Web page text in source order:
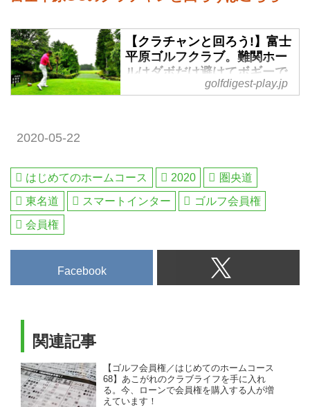
ビス部がお送りする新企画「会員
いかがです?」。第3回は静岡県御
殿場市の富士平原ゴルフクラブへ
令和元年8月に入会した、神奈川
県座間市にお住いの佐藤修一さん
【クラチャンと回ろう!】富士
平原ゴルフクラブ。難関ホー
ルはダボだけ避けてボギーで
良し。我慢すればご褒美がき
すなど、これまで多くのプロを輩
出してきた「富士平原ゴルフクラ
ブ」。守るべきホールは徹底して
目でクラブ選手権を制したクラブ
チャンピオン、遠藤朋之さんに富
士平原攻略法を聞いた。
golfdigest-play.jp
2020-05-22
はじめてのホームコース 2020
圏央道
東名道
スマートインター
ゴルフ会員権
会員権
Facebook
関連記事
【ゴルフ会員権／はじめてのホームコース
68】あこがれのクラブライフを手に入れ
る。今、ローンで会員権を購入する人が増
えています！